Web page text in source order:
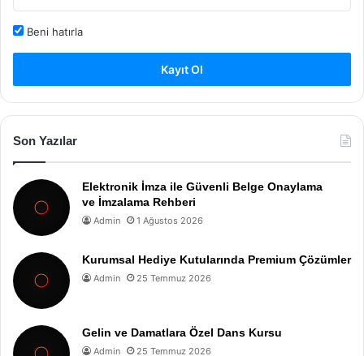
Beni hatırla
Kayıt Ol
Son Yazılar
Elektronik İmza ile Güvenli Belge Onaylama
ve İmzalama Rehberi
Admin 1 Ağustos 2026
Kurumsal Hediye Kutularında Premium Çözümler
Admin 25 Temmuz 2026
Gelin ve Damatlara Özel Dans Kursu
Admin 25 Temmuz 2026